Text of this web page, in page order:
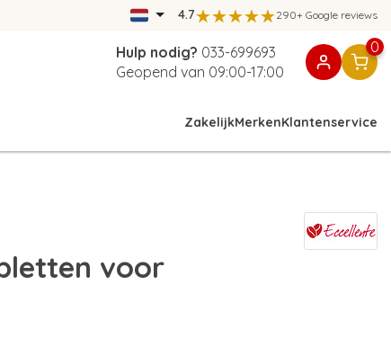
4.7 290+ Google reviews
Hulp nodig? 033-699693
Geopend van 09:00-17:00
0
ZakelijkMerkenKlantenservice
voor